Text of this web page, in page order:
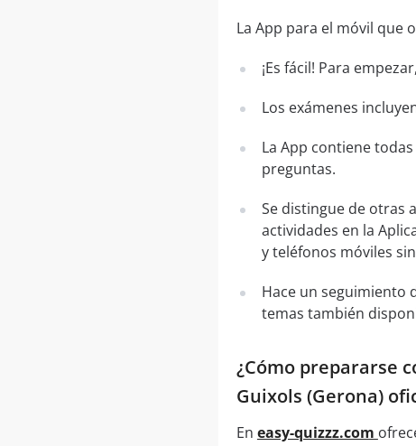
La App para el móvil que
¡Es fácil! Para
Los exámenes
La App contiene
preguntas.
Se distingue de otras
actividades en la
y teléfonos móviles
Hace un seguimiento
temas también
¿Cómo prepararse
Guixols (Gerona)
En easy-quizzz.com